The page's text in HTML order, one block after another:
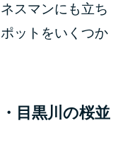
スマンにも立ち
ットをいくつか
目黒川の桜並